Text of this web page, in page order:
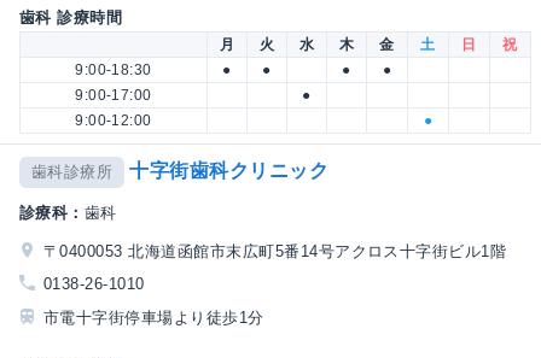
歯科 診療時間
月 火 水 木 金 土 日
祝
9:00-18:30
● ● ●
●
9:00-17:00
●
9:00-12:00
●
歯科診療所 十字街歯科クリニック
診療科： 歯科
〒0400053 北海道函館市末広町5番14号アクロス十字街ビル1階
0138-26-1010
市電十字街停車場より徒歩1分